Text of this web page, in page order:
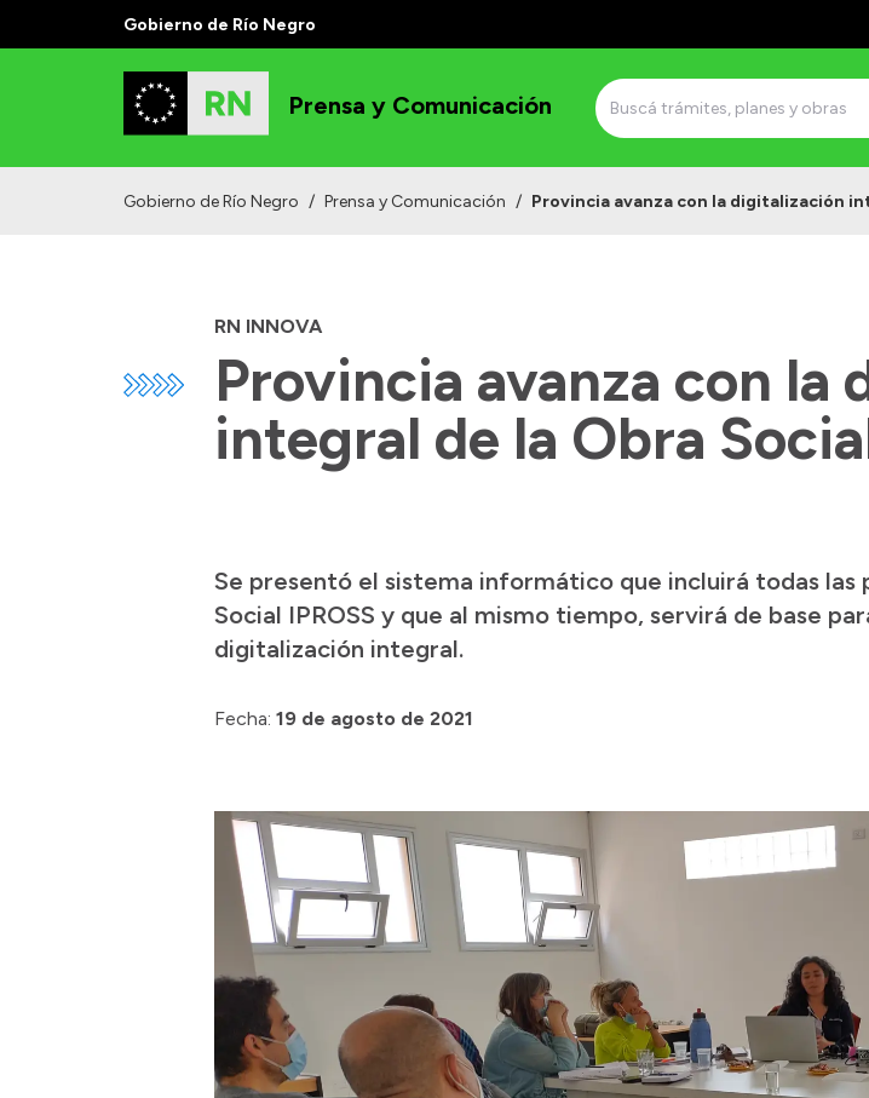
Gobierno de Río Negro
Prensa y Comunicación
Gobierno de Río Negro / Prensa y Comunicación / Provincia avanza con la digitalización
RN INNOVA
Provincia avanza con la
integral de la Obra
Se presentó el sistema informático que incluirá todas
Social IPROSS y que al mismo tiempo, servirá de base
digitalización integral.
Fecha: 19 de agosto de 2021